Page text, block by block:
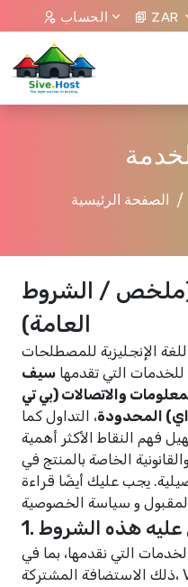
الحساب ZAR
الصفحة الرئيسية
/ الشروط
العامة)
الإنجليزية للمصطلحات
التي تقدمها سيف
والاتصالات (بي تي
المحدودة
الخاصة بالمنتج في
. يجب عليك أيضًا قراءة
و سياسة الخصوصية
عليه هذه الشروط
التي نقدمها، بما في
ذلك الاستضافة المشتركة، VPS، الخوادم المخصصة،